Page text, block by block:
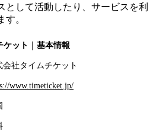
として活動したり、サービスを利
。
ケット ｜基本情報
会社タイムチケット
www.timeticket.jp/